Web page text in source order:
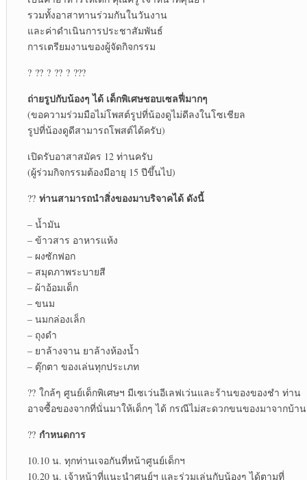
รวมทั้งอาสาทานร่วมกันในวันงาน
และค่าดำเนินการประชาสัมพันธ์
การเตรียมงานของผู้จัดกิจกรรม
? ?? ? ?? ? ???
ถ่ายรูปกับน้องๆ ได้ เด็กพิเศษชอบเซลฟี่มากๆ
(ขอความร่วมมือไม่โพสต์รูปที่น้องดูไม่ดีลงในโซเชียล
รูปที่น้องดูดีสามารถโพสต์ได้ครับ)
เปิดรับอาสาสมัคร 12 ท่านครับ
(ผู้ร่วมกิจกรรมต้องมีอายุ 15 ปีขึ้นไป)
?? ท่านสามารถนำสิ่งของมาบริจาคได้ ดังนี้
– น้ำมัน
– ข้าวสาร อาหารแห้ง
– ผงซักฟอก
– สมุดภาพระบายสี
– ผ้าอ้อมเด็ก
– ขนม
– นมกล่องเล็ก
– ถุงดำ
– ยาล้างจาน ยาล้างห้องน้ำ
– ตุ๊กตา ของเล่นทุกประเภท
?? ใกล้ๆ ศูนย์เด็กพิเศษฯ มีเซเว่นอีเลฟเว่นและร้านของของชำ ท่าน
อาจซื้อของจากที่นั่นมาให้เด็กๆ ได้ กรณีไม่สะดวกขนของมาจากบ้าน
?? กำหนดการ
10.10 น. ทุกท่านเจอกันที่หน้าศูนย์เด็กฯ
10.20 น. เจ้าหน้าที่แนะนำศูนย์ฯ และร่วมเล่นกับน้องๆ ได้ตามที่